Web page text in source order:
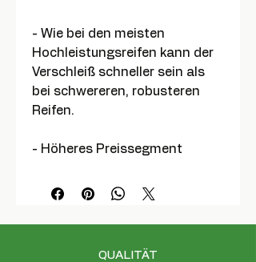
- Wie bei den meisten
Hochleistungsreifen kann der
Verschleiß schneller sein als
bei schwereren, robusteren
Reifen.
- Höheres Preissegment
QUALITÄT